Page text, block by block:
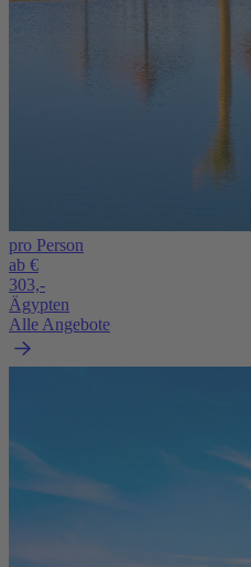
pro Person
ab €
303,-
Ägypten
Alle Angebote